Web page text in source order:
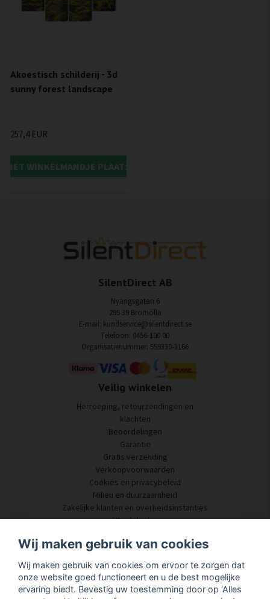
Akoestisch schilderij - 3d
sunny forest landscape
257,4 EUR
HET WINKELMANDJE PLAATSEN
SilentDirect AB
Nyängsgatan 6
295 39 Bromölla
E-mail: kundservice@silentdirect.se
Telefoon: 0456-100 00
Organisatienummer: 559330-3166
Veilig winkelen
Herroeping, retourzendingen en
klachten
Beoordelingen
Garantie
Gratis verzending
Verkoopvoorwaarden
Cookies en privacybeleid
Milieu en duurzaamheid
Zakelijke klanten en overheidsinstanties
Word dealer
Klantenservice
Neem contact met ons op
Akoestisch advies
Montage en installatie
Wij maken gebruik van cookies
Wij maken gebruik van cookies om ervoor te zorgen dat
onze website goed functioneert en u de best mogelijke
ervaring biedt. Bevestig uw toestemming door op ‘Alles